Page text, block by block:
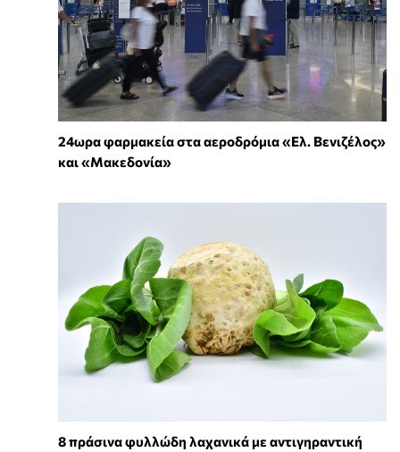
24ωρα φαρμακεία στα αεροδρόμια «Ελ. Βενιζέλος»
και «Μακεδονία»
8 πράσινα φυλλώδη λαχανικά με αντιγηραντική